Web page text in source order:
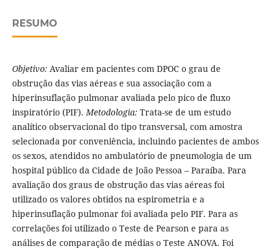
RESUMO
Objetivo:Avaliar em pacientes com DPOC o grau de
obstrução das vias aéreas e sua associação com a
hiperinsuflação pulmonar avaliada pelo pico de fluxo
inspiratório (PIF).Metodologia:Trata-se de um estudo
analítico observacional do tipo transversal, com amostra
selecionada por conveniência, incluindo pacientes de ambos
os sexos, atendidos no ambulatório de pneumologia de um
hospital público da Cidade de João Pessoa – Paraíba. Para
avaliação dos graus de obstrução das vias aéreas foi
utilizado os valores obtidos na espirometria e a
hiperinsuflação pulmonar foi avaliada pelo PIF. Para as
correlações foi utilizado o Teste de Pearson e para as
análises de comparação de médias o Teste ANOVA. Foi